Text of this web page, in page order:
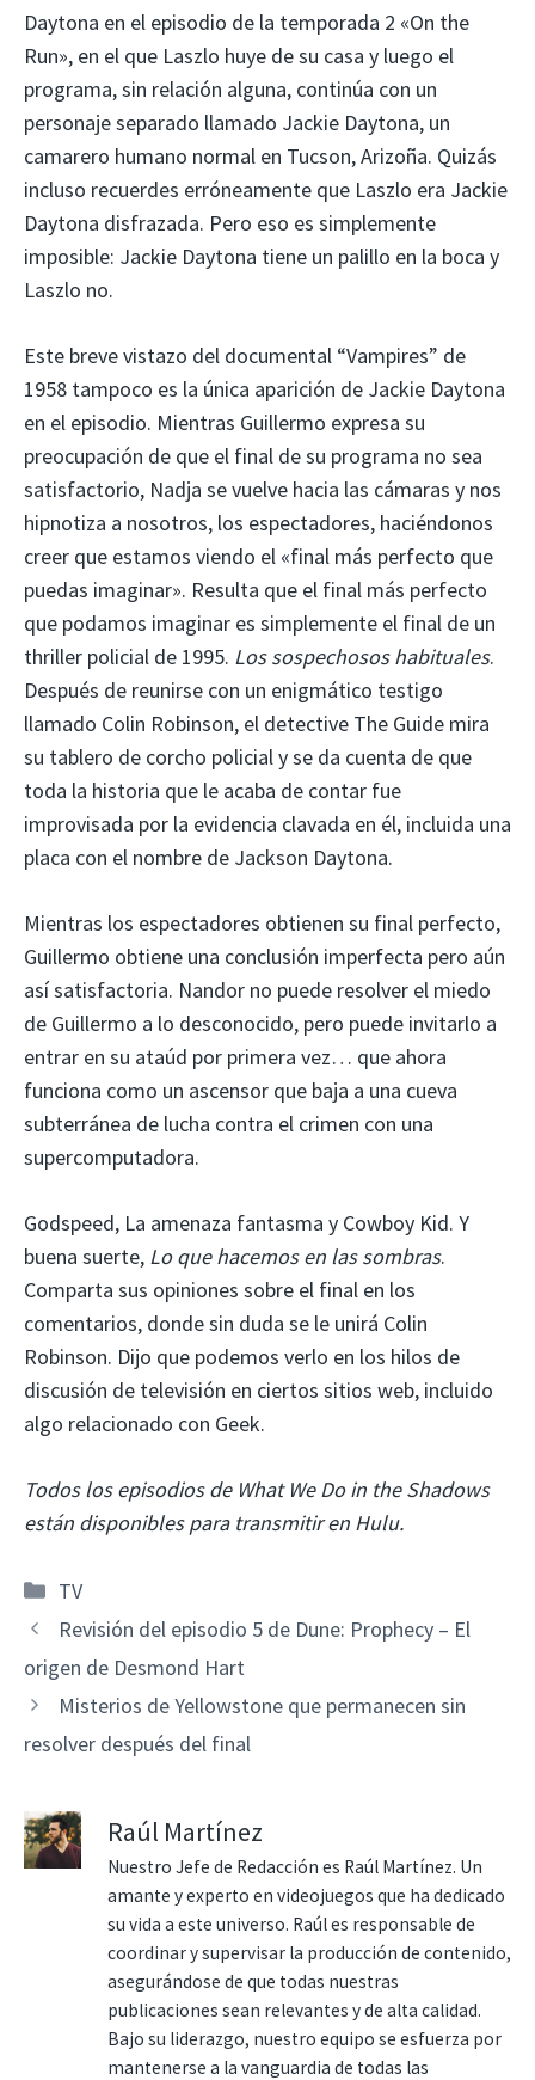
Daytona en el episodio de la temporada 2 «On the
Run», en el que Laszlo huye de su casa y luego el
programa, sin relación alguna, continúa con un
personaje separado llamado Jackie Daytona, un
camarero humano normal en Tucson, Arizoña. Quizás
incluso recuerdes erróneamente que Laszlo era Jackie
Daytona disfrazada. Pero eso es simplemente
imposible: Jackie Daytona tiene un palillo en la boca y
Laszlo no.
Este breve vistazo del documental “Vampires” de
1958 tampoco es la única aparición de Jackie Daytona
en el episodio. Mientras Guillermo expresa su
preocupación de que el final de su programa no sea
satisfactorio, Nadja se vuelve hacia las cámaras y nos
hipnotiza a nosotros, los espectadores, haciéndonos
creer que estamos viendo el «final más perfecto que
puedas imaginar». Resulta que el final más perfecto
que podamos imaginar es simplemente el final de un
thriller policial de 1995. Los sospechosos habituales.
Después de reunirse con un enigmático testigo
llamado Colin Robinson, el detective The Guide mira
su tablero de corcho policial y se da cuenta de que
toda la historia que le acaba de contar fue
improvisada por la evidencia clavada en él, incluida una
placa con el nombre de Jackson Daytona.
Mientras los espectadores obtienen su final perfecto,
Guillermo obtiene una conclusión imperfecta pero aún
así satisfactoria. Nandor no puede resolver el miedo
de Guillermo a lo desconocido, pero puede invitarlo a
entrar en su ataúd por primera vez… que ahora
funciona como un ascensor que baja a una cueva
subterránea de lucha contra el crimen con una
supercomputadora.
Godspeed, La amenaza fantasma y Cowboy Kid. Y
buena suerte, Lo que hacemos en las sombras.
Comparta sus opiniones sobre el final en los
comentarios, donde sin duda se le unirá Colin
Robinson. Dijo que podemos verlo en los hilos de
discusión de televisión en ciertos sitios web, incluido
algo relacionado con Geek.
Todos los episodios de What We Do in the Shadows
están disponibles para transmitir en Hulu.
Categorías
TV
Revisión del episodio 5 de Dune: Prophecy – El
origen de Desmond Hart
Misterios de Yellowstone que permanecen sin
resolver después del final
Raúl Martínez
Nuestro Jefe de Redacción es Raúl Martínez. Un
amante y experto en videojuegos que ha dedicado
su vida a este universo. Raúl es responsable de
coordinar y supervisar la producción de contenido,
asegurándose de que todas nuestras
publicaciones sean relevantes y de alta calidad.
Bajo su liderazgo, nuestro equipo se esfuerza por
mantenerse a la vanguardia de todas las